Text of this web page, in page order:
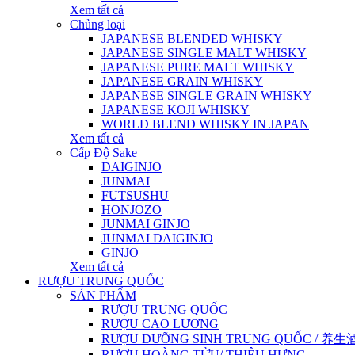
Xem tất cả
Chủng loại
JAPANESE BLENDED WHISKY
JAPANESE SINGLE MALT WHISKY
JAPANESE PURE MALT WHISKY
JAPANESE GRAIN WHISKY
JAPANESE SINGLE GRAIN WHISKY
JAPANESE KOJI WHISKY
WORLD BLEND WHISKY IN JAPAN
Xem tất cả
Cấp Độ Sake
DAIGINJO
JUNMAI
FUTSUSHU
HONJOZO
JUNMAI GINJO
JUNMAI DAIGINJO
GINJO
Xem tất cả
RƯỢU TRUNG QUỐC
SẢN PHẨM
RƯỢU TRUNG QUỐC
RƯỢU CAO LƯƠNG
RƯỢU DƯỠNG SINH TRUNG QUỐC / 养生